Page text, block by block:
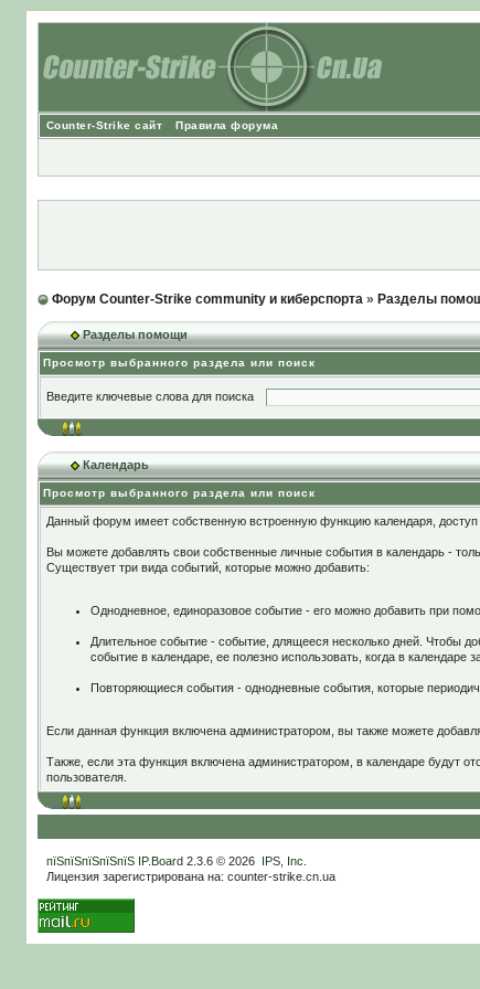
Counter-Strike сайт Правила форума
Форум Counter-Strike community и киберспорта» Разделы
Разделы помощи
Просмотр выбранного раздела или поиск
Введите ключевые слова для поиска
Календарь
Просмотр выбранного раздела или поиск
Данный форум имеет собственную встроенную функцию календаря,
Вы можете добавлять свои собственные личные события в календарь -
Существует три вида событий, которые можно добавить:
Однодневное, единоразовое событие - его можно добавить при
Длительное событие - событие, длящееся несколько дней. Чтобы
событие в календаре, ее полезно использовать, когда в календаре
Повторяющиеся события - однодневные события, которые
Если данная функция включена администратором, вы также можете
Также, если эта функция включена администратором, в календаре будут
пользователя.
пїЅпїЅпїЅпїЅпїЅ IP.Board2.3.6 © 2026 IPS, Inc
Лицензия зарегистрирована на: counter-strike.cn.ua